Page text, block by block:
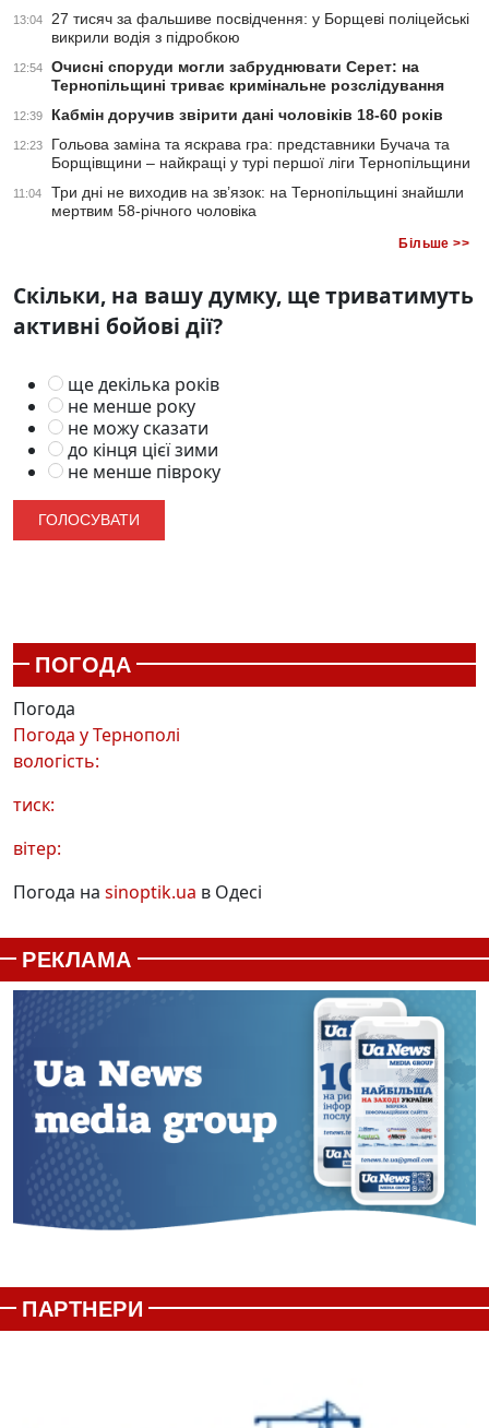
13:04
27 тисяч за фальшиве посвідчення: у Борщеві поліцейські
викрили водія з підробкою
12:54
Очисні споруди могли забруднювати Серет: на
Тернопільщині триває кримінальне розслідування
12:39 Кабмін доручив звірити дані чоловіків 18-60 років
12:23
Гольова заміна та яскрава гра: представники Бучача та
Борщівщини – найкращі у турі першої ліги Тернопільщини
11:04
Три дні не виходив на зв’язок: на Тернопільщині знайшли
мертвим 58-річного чоловіка
Більше >>
Скільки, на вашу думку, ще триватимуть
активні бойові дії?
ще декілька років
не менше року
не можу сказати
до кінця цієї зими
не менше півроку
ПОГОДА
Погода
Погода уТернополі
вологість:
тиск:
вітер:
Погода на sinoptik.ua в Одесі
РЕКЛАМА
ПАРТНЕРИ